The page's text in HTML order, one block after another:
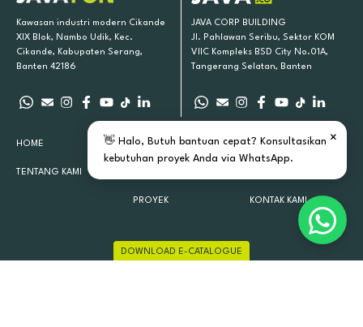
Kawasan industri modern Cikande
XIX Blok, Nambo Udik, Kec.
Cikande, Kabupaten Serang,
Banten 42186
JAVA CORP BUILDING
Jl. Pahlawan Seribu, Sektor KOM
VIIC Kompleks BSD City No.01A,
Tangerang Selatan, Banten
HOME
TENTANG KAMI
PRODUK KAMI
PROYEK
INSPIRASI
KONTAK KAMI
DOWNLOAD E-CATALOGUE
×
👋 Halo, Butuh bantuan cepat? Konsultasikan
kebutuhan proyek Anda via WhatsApp.